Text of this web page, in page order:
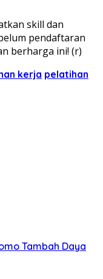
skill dan
pendaftaran
berharga ini! (r)
kerja pelatihan
Tambah Daya